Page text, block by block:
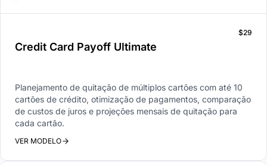
Credit Card Payoff Ultimate
$29
Planejamento de quitação de múltiplos cartões com até 10
cartões de crédito, otimização de pagamentos, comparação
de custos de juros e projeções mensais de quitação para
cada cartão.
VER MODELO